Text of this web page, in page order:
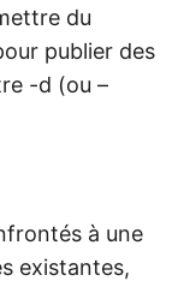
du
publier des
-d (ou –
à une
existantes,